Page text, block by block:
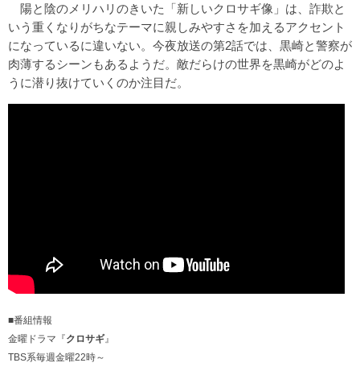
陽と陰のメリハリのきいた「新しいクロサギ像」は、詐欺と
いう重くなりがちなテーマに親しみやすさを加えるアクセント
になっているに違いない。今夜放送の第2話では、黒崎と警察が
肉薄するシーンもあるようだ。敵だらけの世界を黒崎がどのよ
うに潜り抜けていくのか注目だ。
■番組情報
金曜ドラマ『クロサギ』
TBS系毎週金曜22時～